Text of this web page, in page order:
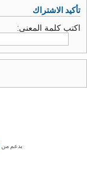
تأكيد الاشتراك
اكتب كلمة المعنى:
بدعم من